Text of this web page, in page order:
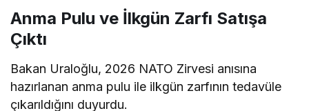
Anma Pulu ve İlkgün Zarfı Satışa
Çıktı
Bakan Uraloğlu, 2026 NATO Zirvesi anısına
hazırlanan anma pulu ile ilkgün zarfının tedavüle
çıkarıldığını duyurdu.